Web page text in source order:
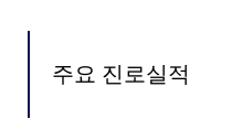
주요 진로실적